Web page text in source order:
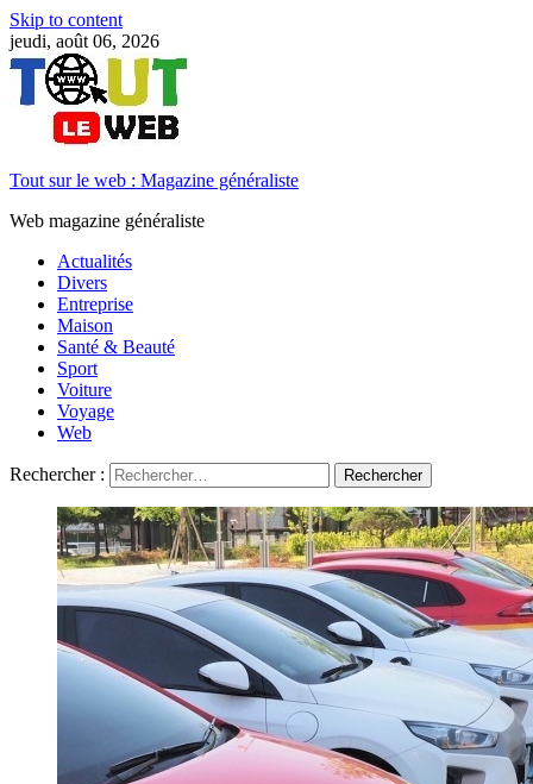
Skip to content
jeudi, août 06, 2026
Tout sur le web : Magazine généraliste
Web magazine généraliste
Actualités
Divers
Entreprise
Maison
Santé & Beauté
Sport
Voiture
Voyage
Web
Rechercher :